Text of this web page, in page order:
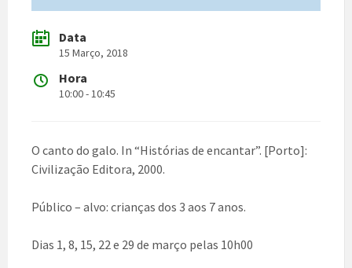
Data
15 Março, 2018
Hora
10:00 - 10:45
O canto do galo. In “Histórias de encantar”. [Porto]:
Civilização Editora, 2000.
Público – alvo: crianças dos 3 aos 7 anos.
Dias 1, 8, 15, 22 e 29 de março pelas 10h00